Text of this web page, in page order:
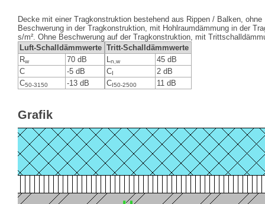
Decke mit einer Tragkonstruktion bestehend aus Rippen / Balken,
Beschwerung in der Tragkonstruktion, mit Hohlraumdämmung in der
s/m². Ohne Beschwerung auf der Tragkonstruktion, mit
Luft-Schalldämmwerte
Rw
70 dB
C
-5 dB
C50-3150 -13 dB
Tritt-Schalldämmwerte
n,w
45 dB
CI
2 dB
CI50-2500 11 dB
Grafik